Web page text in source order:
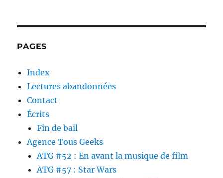
PAGES
Index
Lectures abandonnées
Contact
Écrits
Fin de bail
Agence Tous Geeks
ATG #52 : En avant la musique de film
ATG #57 : Star Wars